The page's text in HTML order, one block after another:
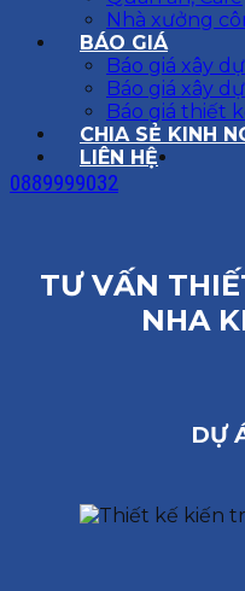
Nhà xưởng
BÁO GIÁ
Báo giá xây
Báo giá xây
Báo giá thiết
CHIA SẺ KINH
LIÊN HỆ
0889999032
TƯ VẤN
NHA
DỰ